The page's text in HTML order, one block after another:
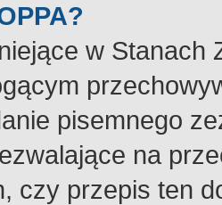
w Stanach
pisemnego
na
czy przepis ten